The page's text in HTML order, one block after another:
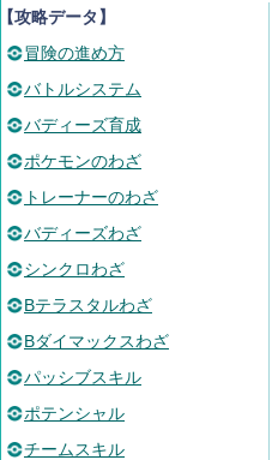
攻略データ】
冒険の進め方
バトルシステム
バディーズ育成
ポケモンのわざ
トレーナーのわざ
バディーズわざ
シンクロわざ
Bテラスタルわざ
Bダイマックスわざ
パッシブスキル
ポテンシャル
チームスキル